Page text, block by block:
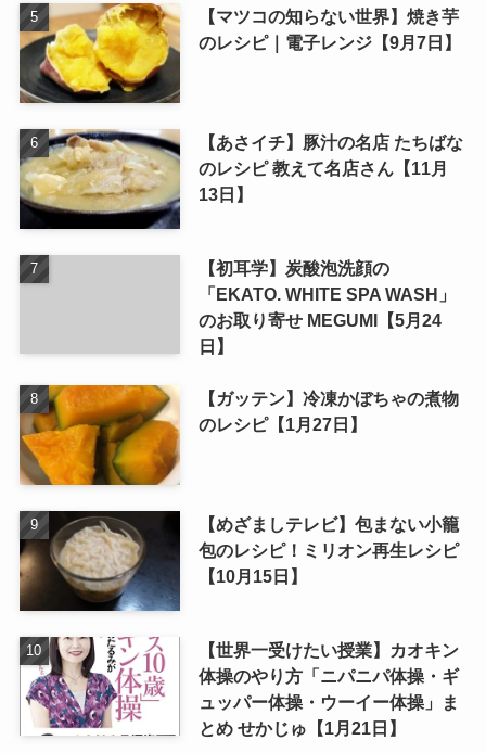
【マツコの知らない世界】焼き芋
のレシピ｜電子レンジ【9月7日】
【あさイチ】豚汁の名店 たちばな
のレシピ 教えて名店さん【11月
13日】
【初耳学】炭酸泡洗顔の
「EKATO. WHITE SPA WASH」
のお取り寄せ MEGUMI【5月24
日】
【ガッテン】冷凍かぼちゃの煮物
のレシピ【1月27日】
【めざましテレビ】包まない小籠
包のレシピ！ミリオン再生レシピ
【10月15日】
【世界一受けたい授業】カオキン
体操のやり方「ニパニパ体操・ギ
ュッパー体操・ウーイー体操」ま
とめ せかじゅ【1月21日】